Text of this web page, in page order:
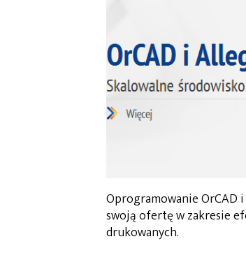
Oprogramowanie
swoją ofertę w zakresie
drukowanych.